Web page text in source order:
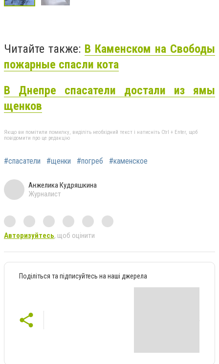
Читайте также: В Каменском на Свободы
пожарные спасли кота
В Днепре спасатели достали из ямы
щенков
Якщо ви помітили помилку, виділіть необхідний текст і натисніть Ctrl + Enter, щоб
повідомити про це редакцію
#спасатели #щенки #погреб #каменское
Анжелика Кудряшкина
Журналист
Авторизуйтесь, щоб оцінити
Поділіться та підписуйтесь на наші джерела